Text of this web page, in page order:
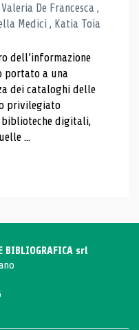
De Francesca ,
Medici , Katia Toia
dell’informazione
portato a una
dei cataloghi delle
privilegiato
biblioteche digitali,
...
srl